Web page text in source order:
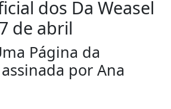
dos Da Weasel
de abril
Página da
por Ana